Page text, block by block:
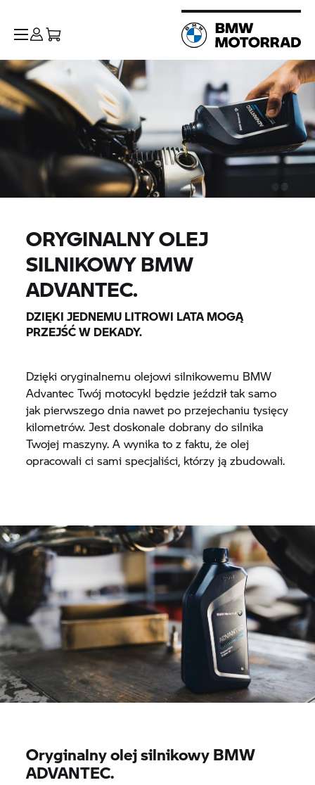
ORYGINALNY OLEJ
SILNIKOWY BMW
ADVANTEC.
DZIĘKI JEDNEMU LITROWI LATA MOGĄ
PRZEJŚĆ W DEKADY.
Dzięki oryginalnemu olejowi silnikowemu BMW
Advantec Twój motocykl będzie jeździł tak samo
jak pierwszego dnia nawet po przejechaniu tysięcy
kilometrów. Jest doskonale dobrany do silnika
Twojej maszyny. A wynika to z faktu, że olej
opracowali ci sami specjaliści, którzy ją zbudowali.
Oryginalny olej silnikowy BMW
ADVANTEC.